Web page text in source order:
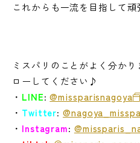
これからも一流を目指して頑
ミスパリのことがよく分か
ローしてください♪
・ LINE:@missparisnagoya
・ Twitter:
・ Instagram: